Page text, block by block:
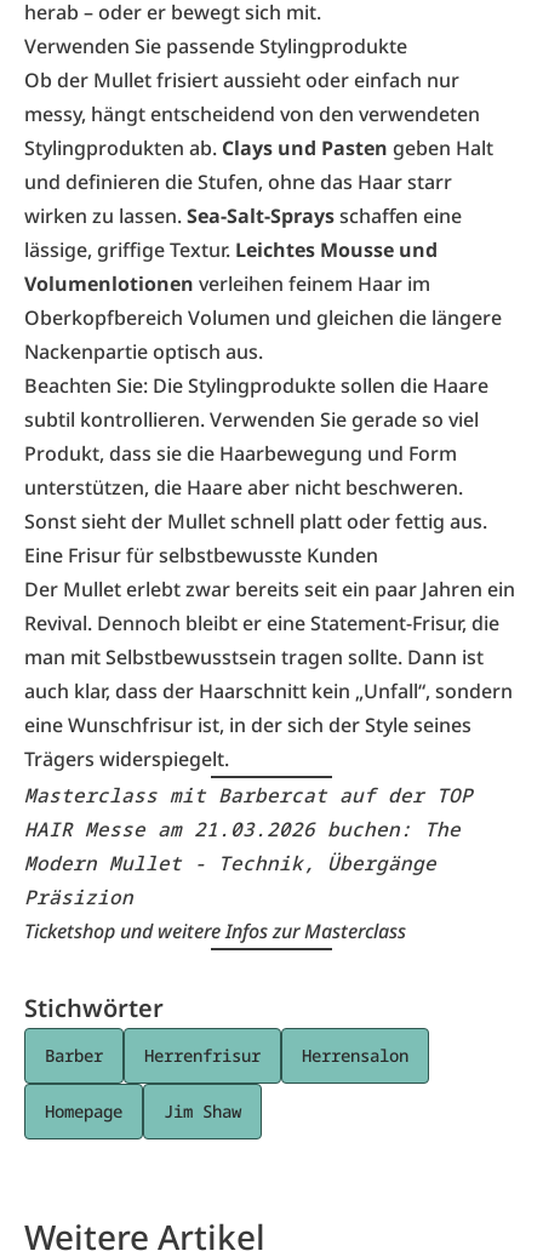
herab – oder er bewegt sich mit.
Verwenden Sie passende Stylingprodukte
Ob der Mullet frisiert aussieht oder einfach nur
messy, hängt entscheidend von den verwendeten
Stylingprodukten ab. Clays und Pasten geben Halt
und definieren die Stufen, ohne das Haar starr
wirken zu lassen.Sea-Salt-Spraysschaffen eine
lässige, griffige Textur. Leichtes Mousse und
Volumenlotionen verleihen feinem Haar im
Oberkopfbereich Volumen und gleichen die längere
Nackenpartie optisch aus.
Beachten Sie: Die Stylingprodukte sollen die Haare
subtil kontrollieren. Verwenden Sie gerade so viel
Produkt, dass sie die Haarbewegung und Form
unterstützen, die Haare aber nicht beschweren.
Sonst sieht der Mullet schnell platt oder fettig aus.
Eine Frisur für selbstbewusste Kunden
Der Mullet erlebt zwar bereits seit ein paar Jahren ein
Revival. Dennoch bleibt er eine Statement-Frisur, die
man mit Selbstbewusstsein tragen sollte. Dann ist
auch klar, dass der Haarschnitt kein „Unfall“, sondern
eine Wunschfrisur ist, in der sich der Style seines
Trägers widerspiegelt.
Masterclass mit Barbercat auf der TOP
HAIR Messe am 21.03.2026 buchen: The
Modern Mullet - Technik, Übergänge
Präsizion
Ticketshop und weitere Infos zur Masterclass
Stichwörter
Barber Herrenfrisur Herrensalon
Homepage Jim Shaw
Weitere Artikel